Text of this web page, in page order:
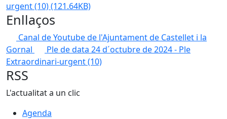
urgent (10)(121.64KB)
Enllaços
Canal de Youtube de l'Ajuntament de Castellet i la
Gornal
Ple de data 24 d´octubre de 2024 - Ple
Extraordinari-urgent (10)
RSS
L'actualitat a un clic
Agenda